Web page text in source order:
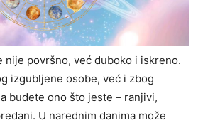
nije površno, već duboko i iskreno.
izgubljene osobe, već i zbog
budete ono što jeste – ranjivi,
U narednim danima može